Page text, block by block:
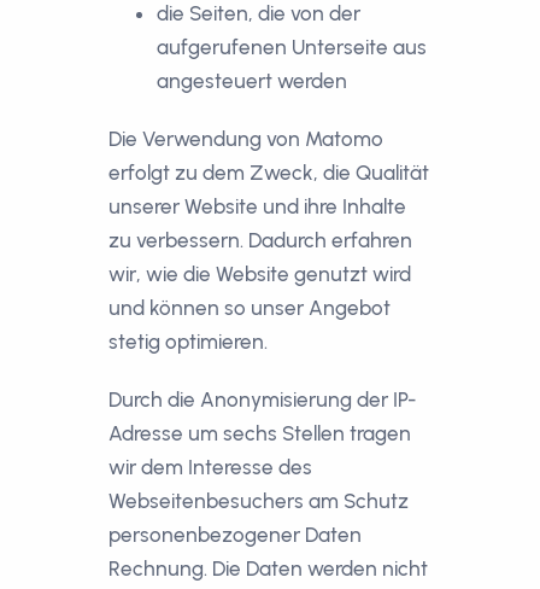
die Seiten, die von der
aufgerufenen Unterseite aus
angesteuert werden
Die Verwendung von Matomo
erfolgt zu dem Zweck, die Qualität
unserer Website und ihre Inhalte
zu verbessern. Dadurch erfahren
wir, wie die Website genutzt wird
und können so unser Angebot
stetig optimieren.
Durch die Anonymisierung der IP-
Adresse um sechs Stellen tragen
wir dem Interesse des
Webseitenbesuchers am Schutz
personenbezogener Daten
Rechnung. Die Daten werden nicht